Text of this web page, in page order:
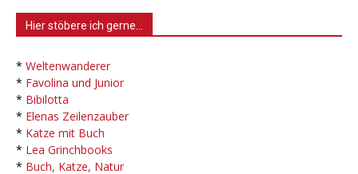
Hier stöbere ich gerne…
* Weltenwanderer
* Favolina und Junior
* Bibilotta
* Elenas Zeilenzauber
* Katze mit Buch
* Lea Grinchbooks
* Buch, Katze, Natur